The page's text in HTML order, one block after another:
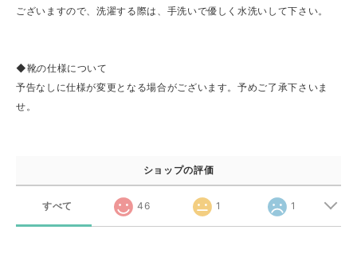
ございますので、洗濯する際は、手洗いで優しく水洗いして下さい。
◆靴の仕様について
予告なしに仕様が変更となる場合がございます。予めご了承下さいま
せ。
ショップの評価
すべて 46 1 1